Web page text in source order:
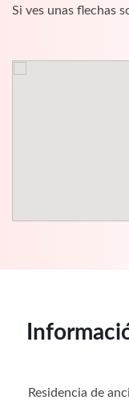
Si ves unas flechas
Residencia de